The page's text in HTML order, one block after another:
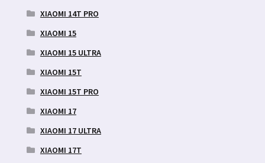
XIAOMI 14T PRO
XIAOMI 15
XIAOMI 15 ULTRA
XIAOMI 15T
XIAOMI 15T PRO
XIAOMI 17
XIAOMI 17 ULTRA
XIAOMI 17T